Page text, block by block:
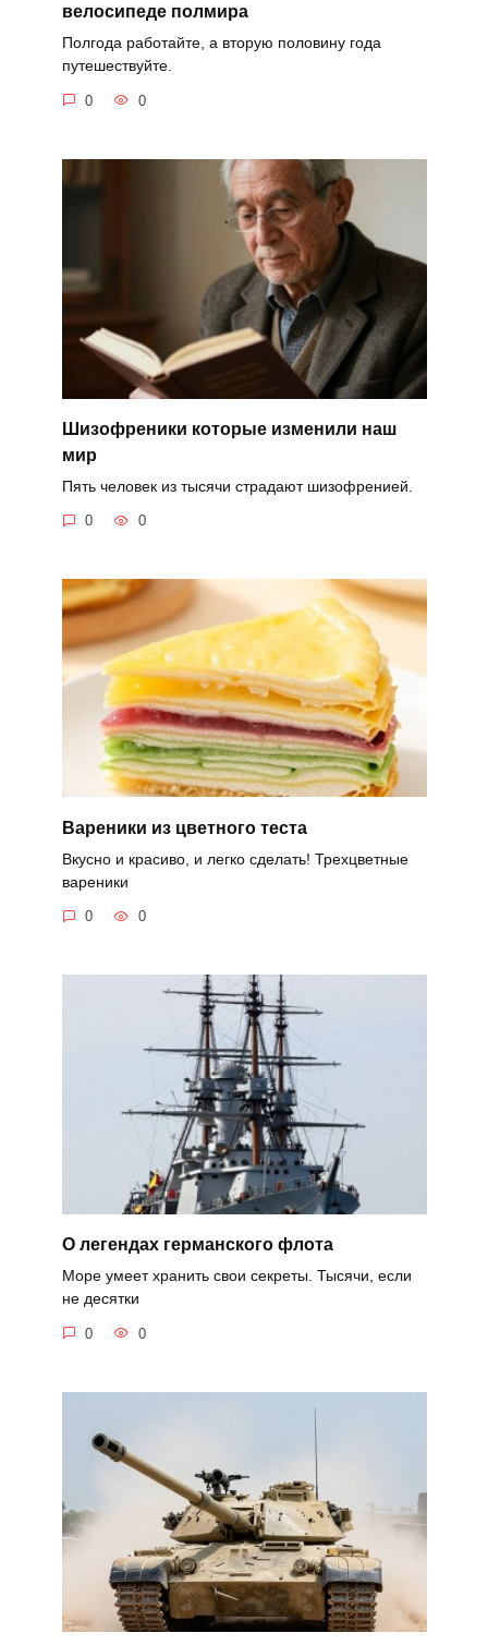
велосипеде полмира
Полгода работайте, а вторую половину года
путешествуйте.
0 0
Шизофреники которые изменили наш
мир
Пять человек из тысячи страдают шизофренией.
0 0
Вареники из цветного теста
Вкусно и красиво, и легко сделать! Трехцветные
вареники
0 0
О легендах германского флота
Море умеет хранить свои секреты. Тысячи, если
не десятки
0 0